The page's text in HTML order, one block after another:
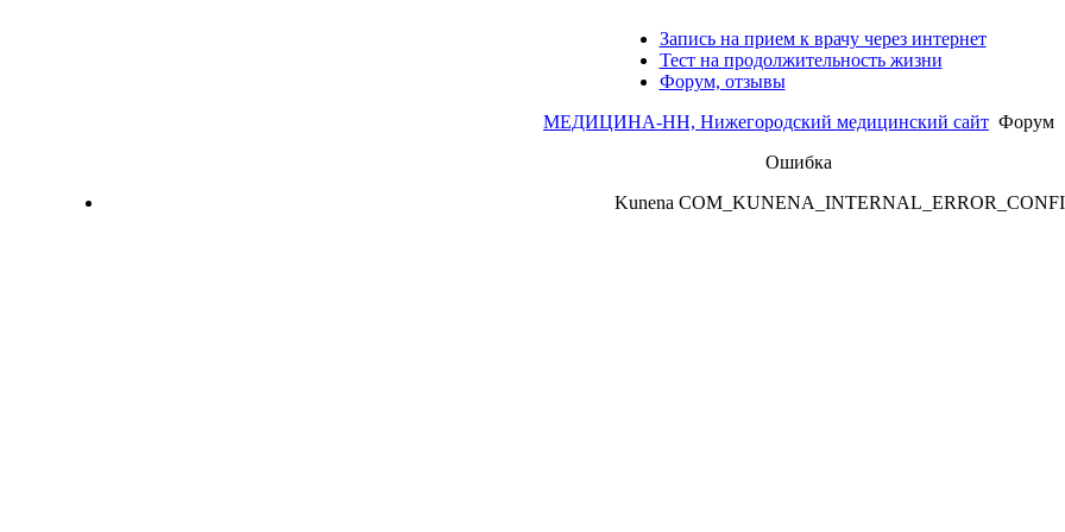
Запись на прием к врачу через интернет
Тест на продолжительность жизни
Форум, отзывы
МЕДИЦИНА-НН, Нижегородский медицинский сайт Форум
Ошибка
Kunena